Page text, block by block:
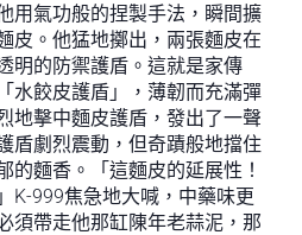
用氣功般的捏製手法，瞬間擴
皮。他猛地擲出，兩張麵皮在
明的防禦護盾。這就是家傳
水餃皮護盾」，薄韌而充滿彈
地擊中麵皮護盾，發出了一聲
盾劇烈震動，但奇蹟般地擋住
的麵香。「這麵皮的延展性！
K-999焦急地大喊，中藥味更
須帶走他那缸陳年老蒜泥，那